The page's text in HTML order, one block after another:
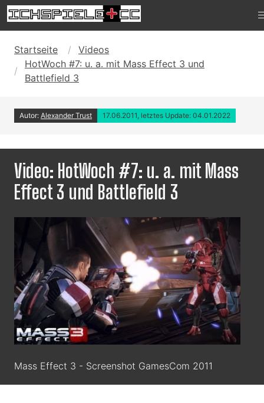
Startseite
Videos
HotWoch #7: u. a. mit Mass Effect 3 und
Battlefield 3
Autor: Alexander Trust 17.06.2011, letztes Update: 04.01.2022
Video: HotWoch #7: u. a. mit Mass
Effect 3 und Battlefield 3
Mass Effect 3 - Screenshot GamesCom 2011